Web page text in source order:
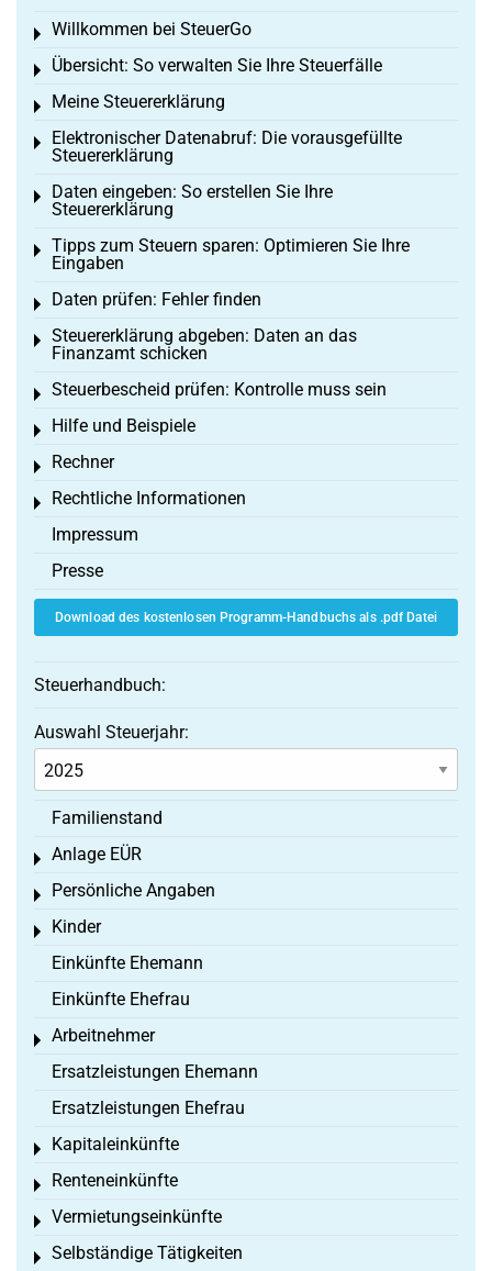
Willkommen bei SteuerGo
Toggle menu
Übersicht: So verwalten Sie Ihre Steuerfälle
Toggle menu
Meine Steuererklärung
Toggle menu
Elektronischer Datenabruf: Die vorausgefüllte
Steuererklärung
Toggle menu
Daten eingeben: So erstellen Sie Ihre
Steuererklärung
Toggle menu
Tipps zum Steuern sparen: Optimieren Sie Ihre
Eingaben
Toggle menu
Daten prüfen: Fehler finden
Toggle menu
Steuererklärung abgeben: Daten an das
Finanzamt schicken
Toggle menu
Steuerbescheid prüfen: Kontrolle muss sein
Toggle menu
Hilfe und Beispiele
Toggle menu
Rechner
Toggle menu
Rechtliche Informationen
Toggle menu
Impressum
Presse
Download des kostenlosen Programm-Handbuchs als .pdf Datei
Steuerhandbuch:
Auswahl Steuerjahr:
Familienstand
Anlage EÜR
Toggle menu
Persönliche Angaben
Toggle menu
Kinder
Toggle menu
Einkünfte Ehemann
Einkünfte Ehefrau
Arbeitnehmer
Toggle menu
Ersatzleistungen Ehemann
Ersatzleistungen Ehefrau
Kapitaleinkünfte
Toggle menu
Renteneinkünfte
Toggle menu
Vermietungseinkünfte
Toggle menu
Selbständige Tätigkeiten
Toggle menu